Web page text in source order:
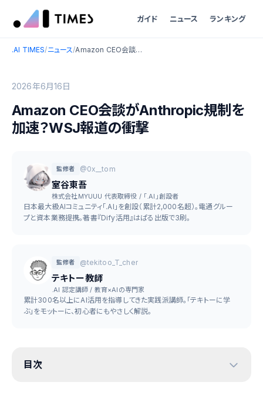
ガイド ニュース ランキング
.AI TIMES/ニュース/ Amazon CEO会談がAnthropic規制を加速？WSJ報道の衝撃
2026年6月16日
Amazon CEO会談がAnthropic規制を
加速？WSJ報道の衝撃
監修者 @0x__tom
室谷東吾
株式会社MYUUU 代表取締役 / 「.AI」創設者
日本最大級AIコミュニティ「.AI」を創設（累計2,000名超）。電通グルー
プと資本業務提携。著書『Dify活用』はぱる出版で3刷。
監修者 @tekitoo_T_cher
テキトー教師
.AI 認定講師 / 教育×AIの専門家
累計300名以上にAI活用を指導してきた実践派講師。「テキトーに学
ぶ」をモットーに、初心者にもやさしく解説。
目次